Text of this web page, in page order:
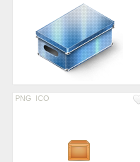
PNG ICO